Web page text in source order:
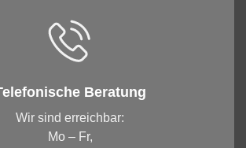
Beratung
Wir sind erreichbar:
Mo – Fr,